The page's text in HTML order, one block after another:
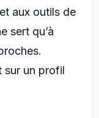
aux outils de
sert qu’à
sur un profil